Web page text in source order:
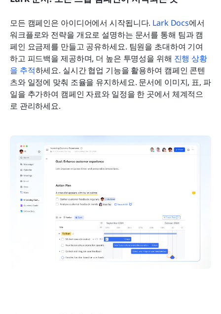
모든 캠페인은 아이디어에서 시작됩니다. Lark Docs에서
워크플로와 전략을 개요로 설명하는 문서를 통해 팀과 캠
페인 요금제를 만들고 공유하세요. 팀원을 초대하여 기여
하고 피드백을 제공하며, 더 높은 투명성을 위해 진행 상황
을 추적하세요. 실시간 협업 기능을 활용하여 캠페인 콘텐
츠와 일정에 맞춰 조율을 유지하세요. 문서에 이미지, 표, 파
일을 추가하여 캠페인 자료와 일정을 한 곳에서 체계적으
로 관리하세요.